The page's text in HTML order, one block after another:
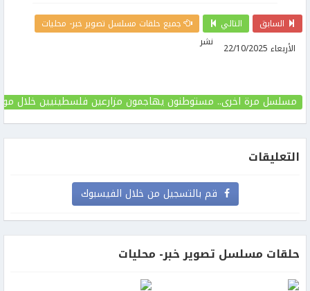
السابق التالي
جميع حلقات مسلسل تصوير خبر- محليات
نشر
الأربعاء 22/10/2025
مسلسل مرة اخرى.. مستوطنون يهاجمون مزارعين فلسطينيين خلال
التعليقات
قم بالتسجيل من خلال الفيسبوك
حلقات مسلسل تصوير خبر- محليات